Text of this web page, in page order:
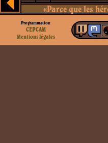
«Parce que les
Programmation
CEPCAM
Mentions légales